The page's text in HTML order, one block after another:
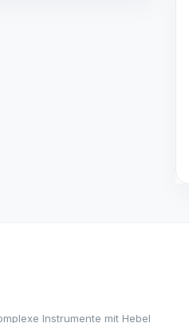
Instrumente mit Hebel